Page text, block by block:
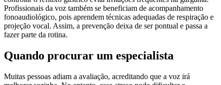
Profissionais da voz também se beneficiam de acompanhamento
fonoaudiológico, pois aprendem técnicas adequadas de respiração e
projeção vocal. Assim, a prevenção deixa de ser pontual e passa a
fazer parte da rotina.
Quando procurar um especialista
Muitas pessoas adiam a avaliação, acreditando que a voz irá